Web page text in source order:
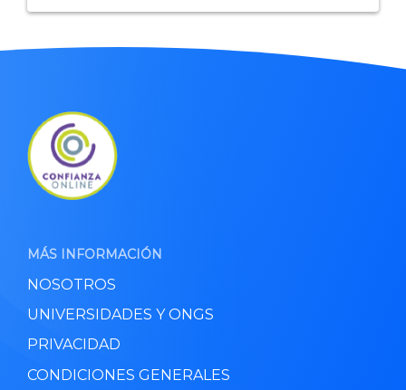
MÁS INFORMACIÓN
NOSOTROS
UNIVERSIDADES Y ONGS
PRIVACIDAD
CONDICIONES GENERALES